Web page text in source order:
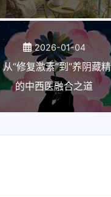
2026-01-04
“修复激素”到“养阴藏
的中西医融合之道